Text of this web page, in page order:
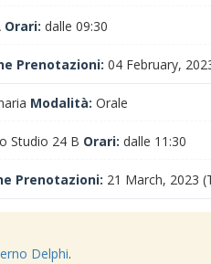
Orari: dalle 09:30
Prenotazioni: 04 February,
Modalità: Orale
Studio 24 B Orari: dalle 11:30
Prenotazioni: 21 March, 2023
Delphi.